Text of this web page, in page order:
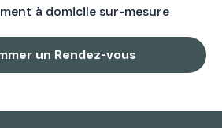
votre auxiliaire de vie
à domicile sur-mesure
un Rendez-vous